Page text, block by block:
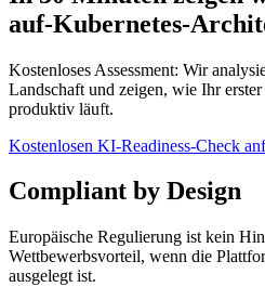
auf-Kubernetes-
Kostenloses Assessment: Wir
Landschaft und zeigen, wie Ihr
produktiv läuft.
Kostenlosen KI-Readiness-Check
Compliant by Design
Europäische Regulierung ist kein
Wettbewerbsvorteil, wenn die
ausgelegt ist.